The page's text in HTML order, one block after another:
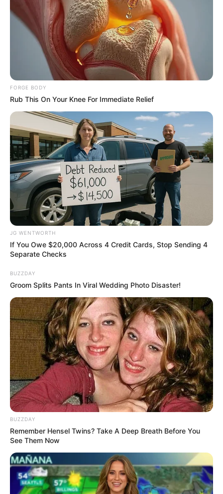
Iconic '90s Entertainment Couples We'll Never Forget
BRAINBERRIES
The Instagram Model Who Spent A Fortune To Look
Like Barbie
BRAINBERRIES
Top 9 Most Controversial 'Late Show' Moments
BRAINBERRIES
Think Your Crush Doesn't Notice You? Think Again
BRAINBERRIES
FORGE BODY
Rub This On Your Knee For Immediate Relief
JG WENTWORTH
If You Owe $20,000 Across 4 Credit Cards, Stop Sending 4
Separate Checks
BUZZDAY
Groom Splits Pants In Viral Wedding Photo Disaster!
BUZZDAY
Remember Hensel Twins? Take A Deep Breath Before You
See Them Now